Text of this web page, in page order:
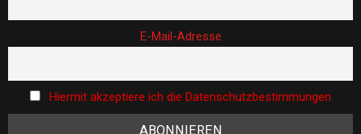
E-Mail-Adresse
Hiermit akzeptiere ich die Datenschutzbestimmungen